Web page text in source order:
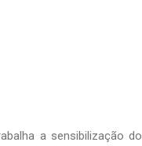
a sensibilização do